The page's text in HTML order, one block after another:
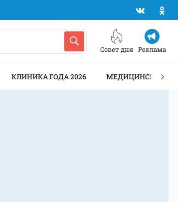
Совет дня Реклама
КЛИНИКА ГОДА 2026 МЕДИЦИНСКИЕ